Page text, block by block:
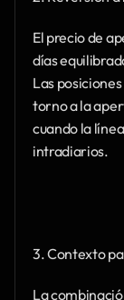
El precio de
días
Las
torno a la
cuando la
intradiarios.
3. Contexto
La